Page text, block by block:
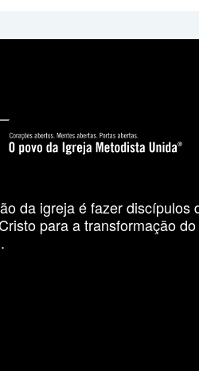
da igreja é fazer discípulos
para a transformação do